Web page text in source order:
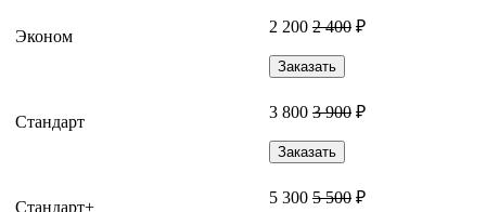
Эконом
2 200 2 400 ₽
Заказать
Стандарт
3 800 3 900 ₽
Заказать
Стандарт+
5 300 5 500 ₽